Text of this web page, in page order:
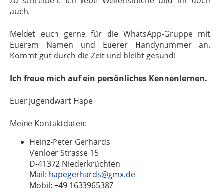
auch.
Meldet euch gerne für die WhatsApp-Gruppe mit
Euerem Namen und Euerer Handynummer an.
Kommt gut durch die Zeit und bleibt gesund!
Ich freue mich auf ein persönliches Kennenlernen.
Euer Jugendwart Hape
Meine Kontaktdaten:
Heinz-Peter Gerhards
Venloer Strasse 15
D-41372 Niederkrüchten
Mail: hapegerhards@gmx.de
Mobil: +49 1633965387